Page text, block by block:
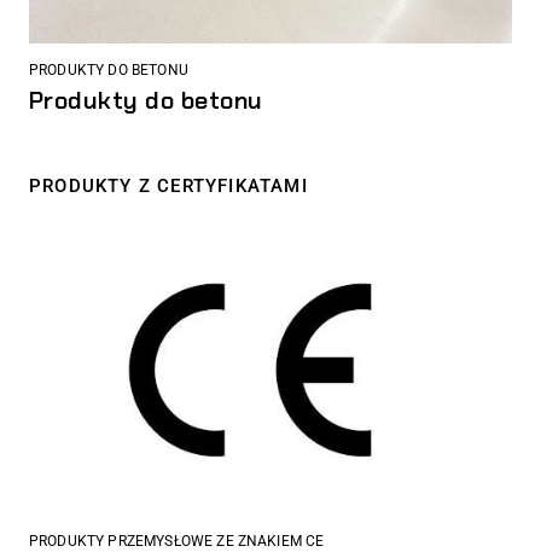
PRODUKTY DO BETONU
Produkty do betonu
PRODUKTY Z CERTYFIKATAMI
PRODUKTY PRZEMYSŁOWE ZE ZNAKIEM CE